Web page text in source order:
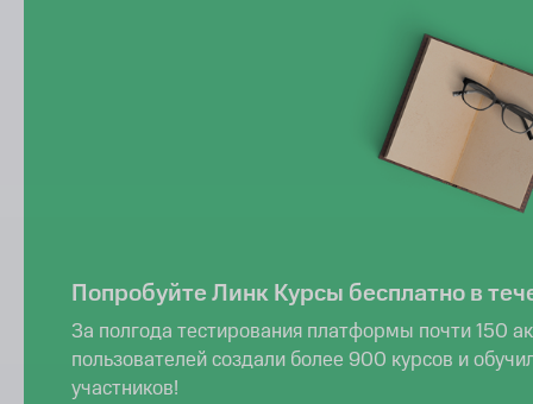
Попробуйте Линк Курсы бесплатно в
За полгода тестирования платформы почти 150
пользователей создали более 900 курсов и
участников!